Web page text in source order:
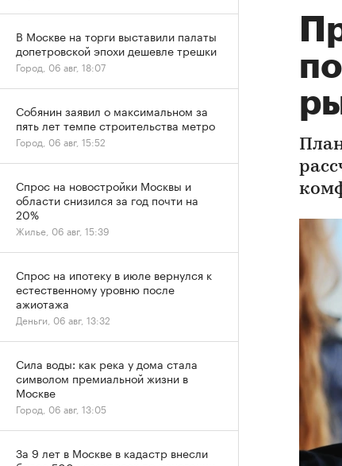
В Москве на торги выставили палаты
допетровской эпохи дешевле трешки
Город, 06 авг, 18:07
Собянин заявил о максимальном за
пять лет темпе строительства метро
Город, 06 авг, 15:52
Спрос на новостройки Москвы и
области снизился за год почти на
20%
Жилье, 06 авг, 15:39
Спрос на ипотеку в июле вернулся к
естественному уровню после
ажиотажа
Деньги, 06 авг, 13:32
Сила воды: как река у дома стала
символом премиальной жизни в
Москве
Город, 06 авг, 13:05
За 9 лет в Москве в кадастр внесли